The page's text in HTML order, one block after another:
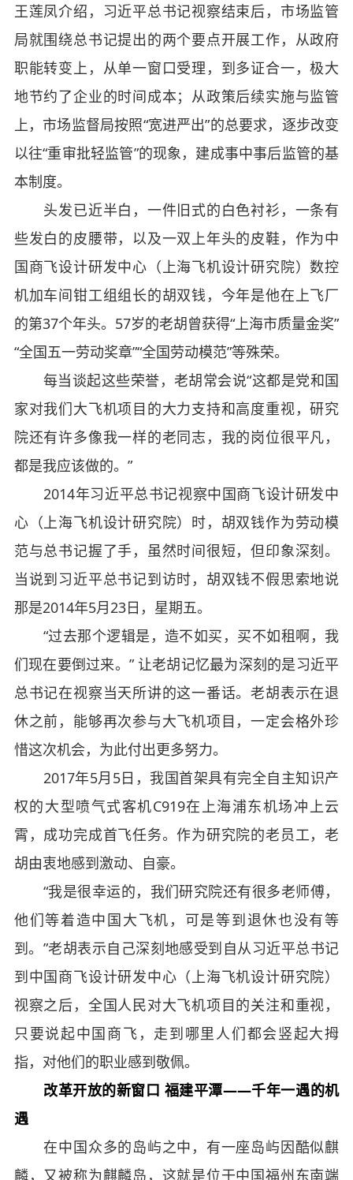
王莲凤介绍，习近平总书记视察结束后，市场监管
局就围绕总书记提出的两个要点开展工作，从政府
职能转变上，从单一窗口受理，到多证合一，极大
地节约了企业的时间成本；从政策后续实施与监管
上，市场监督局按照“宽进严出”的总要求，逐步改变
以往“重审批轻监管”的现象，建成事中事后监管的基
本制度。
头发已近半白，一件旧式的白色衬衫，一条有
些发白的皮腰带，以及一双上年头的皮鞋，作为中
国商飞设计研发中心（上海飞机设计研究院）数控
机加车间钳工组组长的胡双钱，今年是他在上飞厂
的第37个年头。57岁的老胡曾获得“上海市质量金奖”
“全国五一劳动奖章”“全国劳动模范”等殊荣。
每当谈起这些荣誉，老胡常会说“这都是党和国
家对我们大飞机项目的大力支持和高度重视，研究
院还有许多像我一样的老同志，我的岗位很平凡，
都是我应该做的。”
2014年习近平总书记视察中国商飞设计研发中
心（上海飞机设计研究院）时，胡双钱作为劳动模
范与总书记握了手，虽然时间很短，但印象深刻。
当说到习近平总书记到访时，胡双钱不假思索地说
那是2014年5月23日，星期五。
“过去那个逻辑是，造不如买，买不如租啊，我
们现在要倒过来。” 让老胡记忆最为深刻的是习近平
总书记在视察当天所讲的这一番话。老胡表示在退
休之前，能够再次参与大飞机项目，一定会格外珍
惜这次机会，为此付出更多努力。
2017年5月5日，我国首架具有完全自主知识产
权的大型喷气式客机C919在上海浦东机场冲上云
霄，成功完成首飞任务。作为研究院的老员工，老
胡由衷地感到激动、自豪。
“我是很幸运的，我们研究院还有很多老师傅，
他们等着造中国大飞机，可是等到退休也没有等
到。”老胡表示自己深刻地感受到自从习近平总书记
到中国商飞设计研发中心（上海飞机设计研究院）
视察之后，全国人民对大飞机项目的关注和重视，
只要说起中国商飞，走到哪里人们都会竖起大拇
指，对他们的职业感到敬佩。
改革开放的新窗口 福建平潭——千年一遇的机
遇
在中国众多的岛屿之中，有一座岛屿因酷似麒
麟，又被称为麒麟岛，这就是位于中国福州东南端